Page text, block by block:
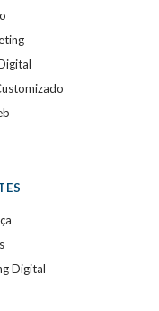
Digital